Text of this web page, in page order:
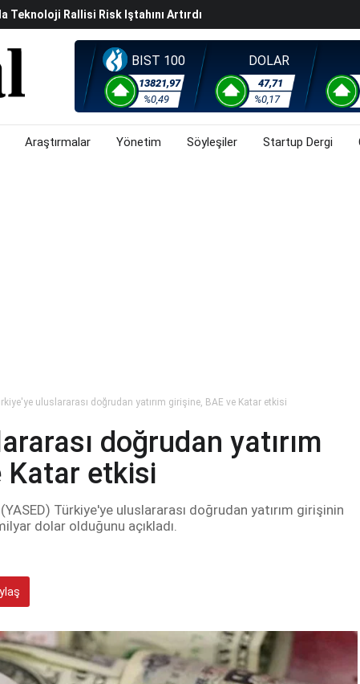
Teknoloji Rallisi Risk Iştahını Artırdı
Borsa, Döviz Ve Altında Son Durum Ne? (31 Temmuz 2026)
BIST 100
13821,97
%0,49
DOLAR
47,71
%0,17
Araştırmalar Yönetim Söyleşiler Startup Dergi
uluslararası doğrudan yatırım girişine, BAE ve Katar etkisi
doğrudan yatırım
Katar etkisi
Türkiye'ye uluslararası doğrudan yatırım girişinin
dolar olduğunu açıkladı.